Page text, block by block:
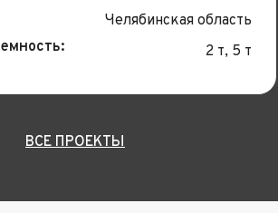
Челябинская область
2 т, 5 т
ВСЕ ПРОЕКТЫ